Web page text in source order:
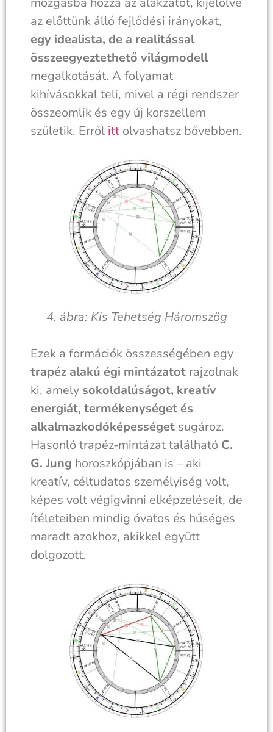
az előttünk álló fejlődési irányokat,
egy idealista, de a realitással
összeegyeztethető világmodell
megalkotását. A folyamat
kihívásokkal teli, mivel a régi rendszer
összeomlik és egy új korszellem
születik. Erről itt olvashatsz bővebben.
4. ábra: Kis Tehetség Háromszög
Ezek a formációk összességében egy
trapéz alakú égi mintázatot rajzolnak
ki, amely sokoldalúságot, kreatív
energiát, termékenységet és
alkalmazkodóképességet sugároz.
Hasonló trapéz-mintázat található C.
G. Jung horoszkópjában is – aki
kreatív, céltudatos személyiség volt,
képes volt végigvinni elképzeléseit, de
ítéleteiben mindig óvatos és hűséges
maradt azokhoz, akikkel együtt
dolgozott.